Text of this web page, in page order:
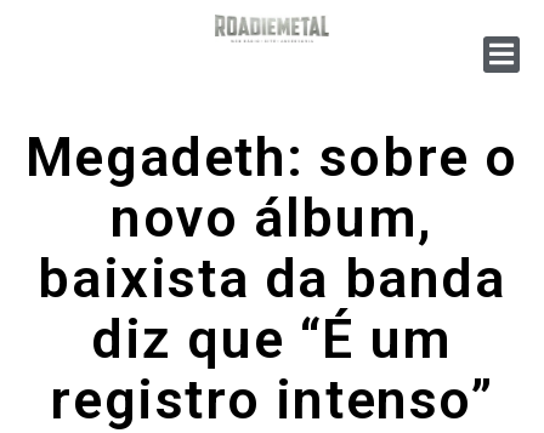
Megadeth: sobre o
novo álbum,
baixista da banda
diz que “É um
registro intenso”